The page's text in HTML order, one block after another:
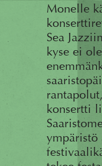
Monelle
Sea
kyse ei
konsertti
ympäristö